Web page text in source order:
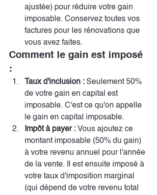
ajustée) pour réduire votre gain
imposable. Conservez toutes vos
factures pour les rénovations que
vous avez faites.
Comment le gain est imposé
:
Taux d'inclusion : Seulement 50%
de votre gain en capital est
imposable. C'est ce qu'on appelle
le gain en capital imposable.
Impôt à payer : Vous ajoutez ce
montant imposable (50% du gain)
à votre revenu annuel pour l'année
de la vente. Il est ensuite imposé à
votre taux d'imposition marginal
(qui dépend de votre revenu total